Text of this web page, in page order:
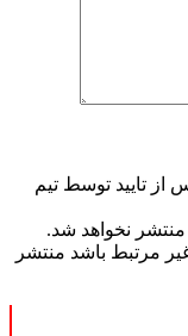
تایید توسط تیم
منتشر نخواهد شد.
مرتبط باشد منتشر